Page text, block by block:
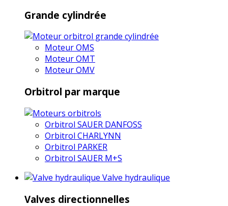
Grande cylindrée
Moteur OMS
Moteur OMT
Moteur OMV
Orbitrol par marque
Orbitrol SAUER DANFOSS
Orbitrol CHARLYNN
Orbitrol PARKER
Orbitrol SAUER M+S
Valve hydraulique
Valves directionnelles